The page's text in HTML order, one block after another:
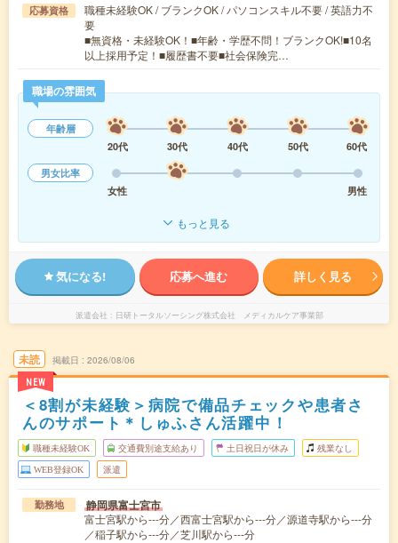
応募資格
職種未経験OK / ブランクOK / パソコンスキル不要 / 英語力不
要
■無資格・未経験OK！■年齢・学歴不問！ブランクOK!■10名
以上採用予定！■履歴書不要■社会保険完…
職場の雰囲気
年齢層
20代
30代 40代 50代
60代
男女比率
女性
男性
もっと見る
気になる! 応募へ進む 詳しく見る
派遣会社 日研トータルソーシング株式会社 メディカルケア事業部
未読
NEW
掲載日 2026/08/06
＜8割が未経験＞病院で備品チェックや患者さ
んのサポート＊しゅふさん活躍中！
職種未経験OK 交通費別途支給あり 土日祝日が休み 残業なし
WEB登録OK 派遣
勤務地 静岡県富士宮市
富士宮駅から---分／西富士宮駅から---分／源道寺駅から---分
／稲子駅から---分／芝川駅から---分